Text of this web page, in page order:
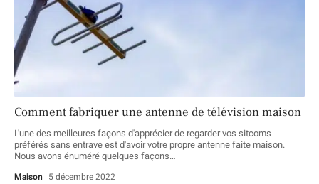
Comment fabriquer une antenne de télévision maison
L'une des meilleures façons d'apprécier de regarder vos sitcoms
préférés sans entrave est d'avoir votre propre antenne faite maison.
Nous avons énuméré quelques façons…
Maison 5 décembre 2022